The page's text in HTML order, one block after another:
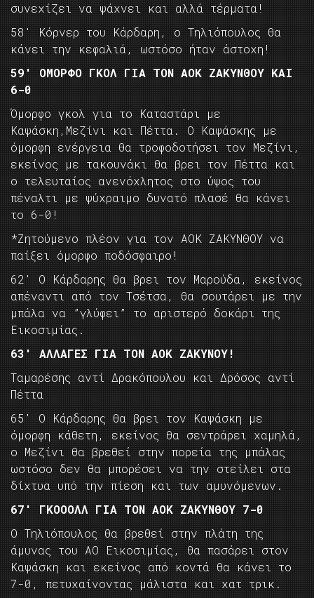
συνεχίζει να ψάχνει και αλλά τέρματα!
58′ Κόρνερ του Κάρδαρη, ο Τηλιόπουλος θα
κάνει την κεφαλιά, ωστόσο ήταν άστοχη!
59′ ΟΜΟΡΦΟ ΓΚΟΛ ΓΙΑ ΤΟΝ ΑΟΚ ΖΑΚΥΝΘΟΥ ΚΑΙ
6-0
Όμορφο γκολ για το Καταστάρι με
Καψάσκη,Μεζίνι και Πέττα. Ο Καψάσκης με
όμορφη ενέργεια θα τροφοδοτήσει τον Μεζίνι,
εκείνος με τακουνάκι θα βρει τον Πέττα και
ο τελευταίος ανενόχλητος στο ύψος του
πέναλτι με ψύχραιμο δυνατό πλασέ θα κάνει
το 6-0!
*Ζητούμενο πλέον για τον ΑΟΚ ΖΑΚΥΝΘΟΥ να
παίξει όμορφο ποδόσφαιρο!
62′ Ο Κάρδαρης θα βρει τον Μαρούδα, εκείνος
απέναντι από τον Τσέτσα, θα σουτάρει με την
μπάλα να ”γλύφει” το αριστερό δοκάρι της
Εικοσιμίας.
63′ ΑΛΛΑΓΕΣ ΓΙΑ ΤΟΝ ΑΟΚ ΖΑΚΥΝΟΥ!
Ταμαρέσης αντί Δρακόπουλου και Δρόσος αντί
Πέττα
65′ Ο Κάρδαρης θα βρει τον Καψάσκη με
όμορφη κάθετη, εκείνος θα σεντράρει χαμηλά,
ο Μεζίνι θα βρεθεί στην πορεία της μπάλας
ωστόσο δεν θα μπορέσει να την στείλει στα
δίχτυα υπό την πίεση και των αμυνόμενων.
67′ ΓΚΟΟΟΛΛ ΓΙΑ ΤΟΝ ΑΟΚ ΖΑΚΥΝΘΟΥ 7-0
Ο Τηλιόπουλος θα βρεθεί στην πλάτη της
άμυνας του ΑΟ Εικοσιμίας, θα πασάρει στον
Καψάσκη και εκείνος από κοντά θα κάνει το
7-0, πετυχαίνοντας μάλιστα και χατ τρικ.